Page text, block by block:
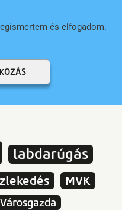
és elfogadom.
labdarúgás
MVK